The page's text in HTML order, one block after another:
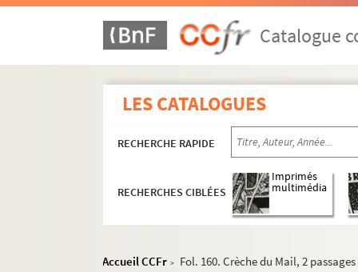
Catalogue
LES CATALOGUES
RECHERCHE RAPIDE
RECHERCHES CIBLÉES
Imprimés
multimédia
Accueil CCFr > Fol. 160. Crèche du Mail, 2